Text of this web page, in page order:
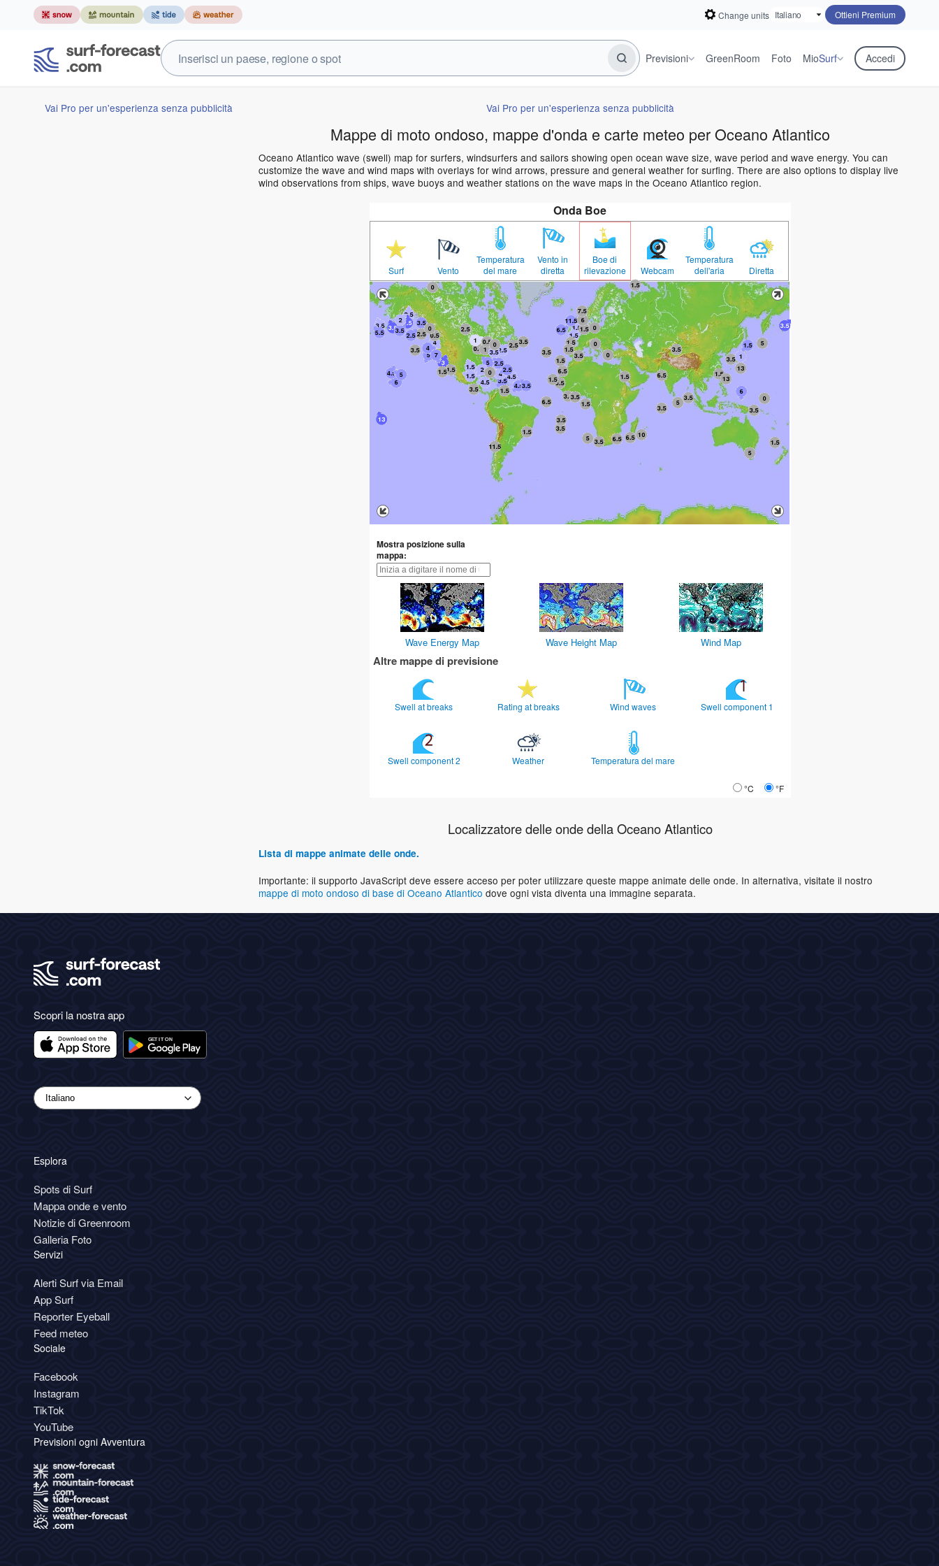
Change units Ottieni Premium
Previsioni GreenRoom Foto MioSurf Accedi
Vai Pro per un'esperienza senza pubblicità Vai Pro per un'esperienza senza pubblicità
Mappe di moto ondoso, mappe d'onda e carte meteo per Oceano Atlantico
Oceano Atlantico wave (swell) map for surfers, windsurfers and sailors showing open ocean wave size, wave period and wave energy. You can
customize the wave and wind maps with overlays for wind arrows, pressure and general weather for surfing. There are also options to display live
wind observations from ships, wave buoys and weather stations on the wave maps in the Oceano Atlantico region.
Onda Boe
Surf Vento
Temperatura
del mare
Vento in
diretta
Boe di
rilevazione
Webcam
Temperatura
dell'aria
Diretta
Mostra posizione sulla
mappa:
Wave Energy Map Wave Height Map Wind Map
Altre mappe di previsione
Swell at breaks Rating at breaks Wind waves Swell component 1
Swell component 2 Weather Temperatura del mare
°C °F
Localizzatore delle onde della Oceano Atlantico
Lista di mappe animate delle onde.
Importante: il supporto JavaScript deve essere acceso per poter utilizzare queste mappe animate delle onde. In alternativa, visitate il nostro
mappe di moto ondoso di base di Oceano Atlantico dove ogni vista diventa una immagine separata.
Scopri la nostra app
Esplora
Spots di Surf
Mappa onde e vento
Notizie di Greenroom
Galleria Foto
Servizi
Alerti Surf via Email
App Surf
Reporter Eyeball
Feed meteo
Sociale
Facebook
Instagram
TikTok
YouTube
Previsioni ogni Avventura